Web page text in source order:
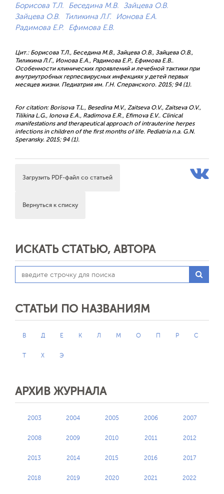
Борисова Т.Л. Беседина М.В.
Зайцева О.В.
Зайцева О.В.
Тиликина Л.Г.
Ионова Е.А.
Радимова Е.Р.
Ефимова Е.В.
Цит.: Борисова Т.Л., Беседина М.В., Зайцева О.В., Зайцева О.В.,
Тиликина Л.Г., Ионова Е.А., Радимова Е.Р., Ефимова Е.В..
Особенности клинических проявлений и лечебной тактики при
внутриутробных герпесвирусных инфекциях у детей первых
месяцев жизни. Педиатрия им. Г.Н. Сперанского. 2015; 94 (1).
For citation: Borisova T.L., Besedina M.V., Zaitseva O.V., Zaitseva O.V.,
Tilikina L.G., Ionova E.A., Radimova E.R., Efimova E.V.. Clinical
manifestations and therapeutical approach of intrauterine herpes
infections in children of the first months of life. Pediatria n.a. G.N.
Speransky. 2015; 94 (1).
Загрузить PDF-файл со статьей
Вернуться к списку
ИСКАТЬ СТАТЬЮ, АВТОРА
СТАТЬИ ПО НАЗВАНИЯМ
В Д Е К Л М О П Р С
Т Х Э
АРХИВ ЖУРНАЛА
2003 2004 2005 2006 2007
2008 2009 2010 2011 2012
2013 2014 2015 2016 2017
2018 2019 2020 2021 2022